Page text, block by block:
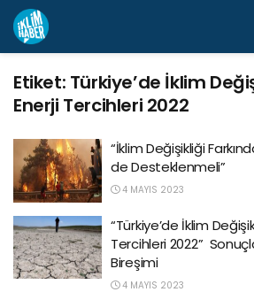
Etiket: Türkiye’de İklim
Enerji Tercihleri 2022
“İklim Değişikliği
de Desteklenmeli”
4 MAYIS 2023
“Türkiye’de İklim
Tercihleri 2022”
Bireşimi
4 MAYIS 2023